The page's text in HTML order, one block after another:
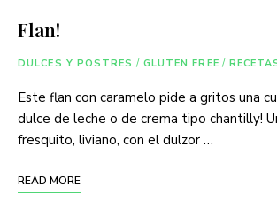
Flan!
DULCES Y POSTRES / GLUTEN FREE /
Este flan con caramelo pide a gritos una
dulce de leche o de crema tipo chantilly!
fresquito, liviano, con el dulzor …
READ MORE